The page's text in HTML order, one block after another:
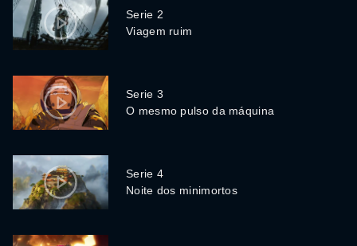
Serie 2
Viagem ruim
Serie 3
O mesmo pulso da máquina
Serie 4
Noite dos minimortos